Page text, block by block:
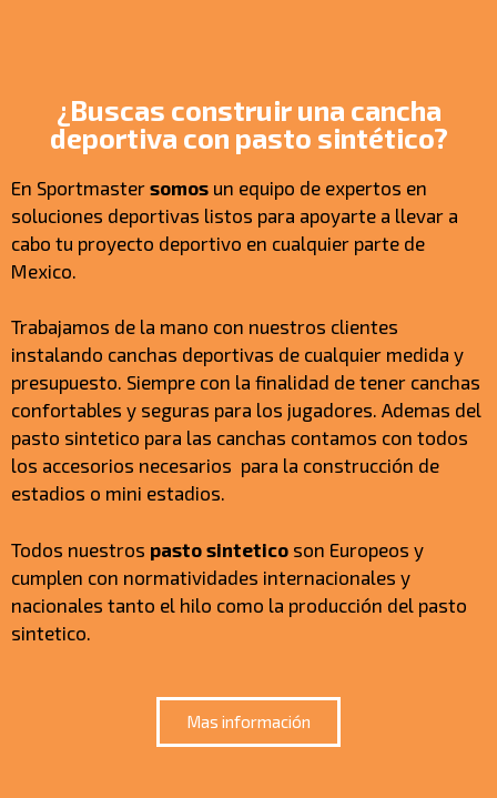
¿Buscas construir una cancha
deportiva con pasto sintético?
En Sportmaster somos un equipo de expertos en
soluciones deportivas listos para apoyarte a llevar a
cabo tu proyecto deportivo en cualquier parte de
Mexico.
Trabajamos de la mano con nuestros clientes
instalando canchas deportivas de cualquier medida y
presupuesto. Siempre con la finalidad de tener canchas
confortables y seguras para los jugadores. Ademas del
pasto sintetico para las canchas contamos con todos
los accesorios necesarios para la construcción de
estadios o mini estadios.
Todos nuestros pasto sintetico son Europeos y
cumplen con normatividades internacionales y
nacionales tanto el hilo como la producción del pasto
sintetico.
Mas información